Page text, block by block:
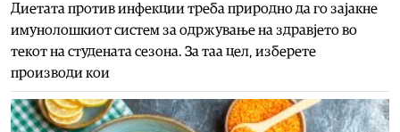
Диетата против инфекции треба природно да го зајакне
имунолошкиот систем за одржување на здравјето во
текот на студената сезона. За таа цел, изберете
производи кои